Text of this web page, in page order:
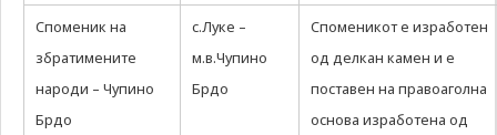
Споменик на
збратимените
народи – Чупино
Брдо
с.Луке –
м.в.Чупино
Брдо
Споменикот е изработен
од делкан камен и е
поставен на правоаголна
основа изработена од